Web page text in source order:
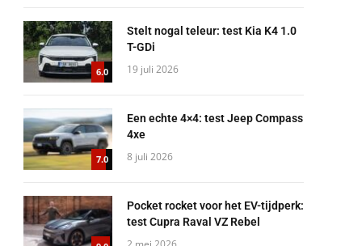
6.0
Stelt nogal teleur: test Kia K4 1.0
T-GDi
19 juli 2026
7.0
Een echte 4×4: test Jeep Compass
4xe
8 juli 2026
Pocket rocket voor het EV-tijdperk:
test Cupra Raval VZ Rebel